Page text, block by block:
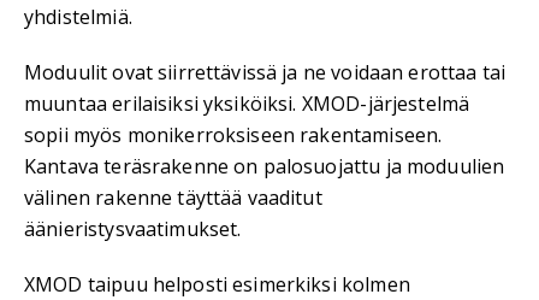
yhdistelmiä.
Moduulit ovat siirrettävissä ja ne voidaan erottaa tai
muuntaa erilaisiksi yksiköiksi. XMOD-järjestelmä
sopii myös monikerroksiseen rakentamiseen.
Kantava teräsrakenne on palosuojattu ja moduulien
välinen rakenne täyttää vaaditut
äänieristysvaatimukset.
XMOD taipuu helposti esimerkiksi kolmen